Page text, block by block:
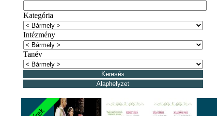
Kategória
Intézmény
Tanév